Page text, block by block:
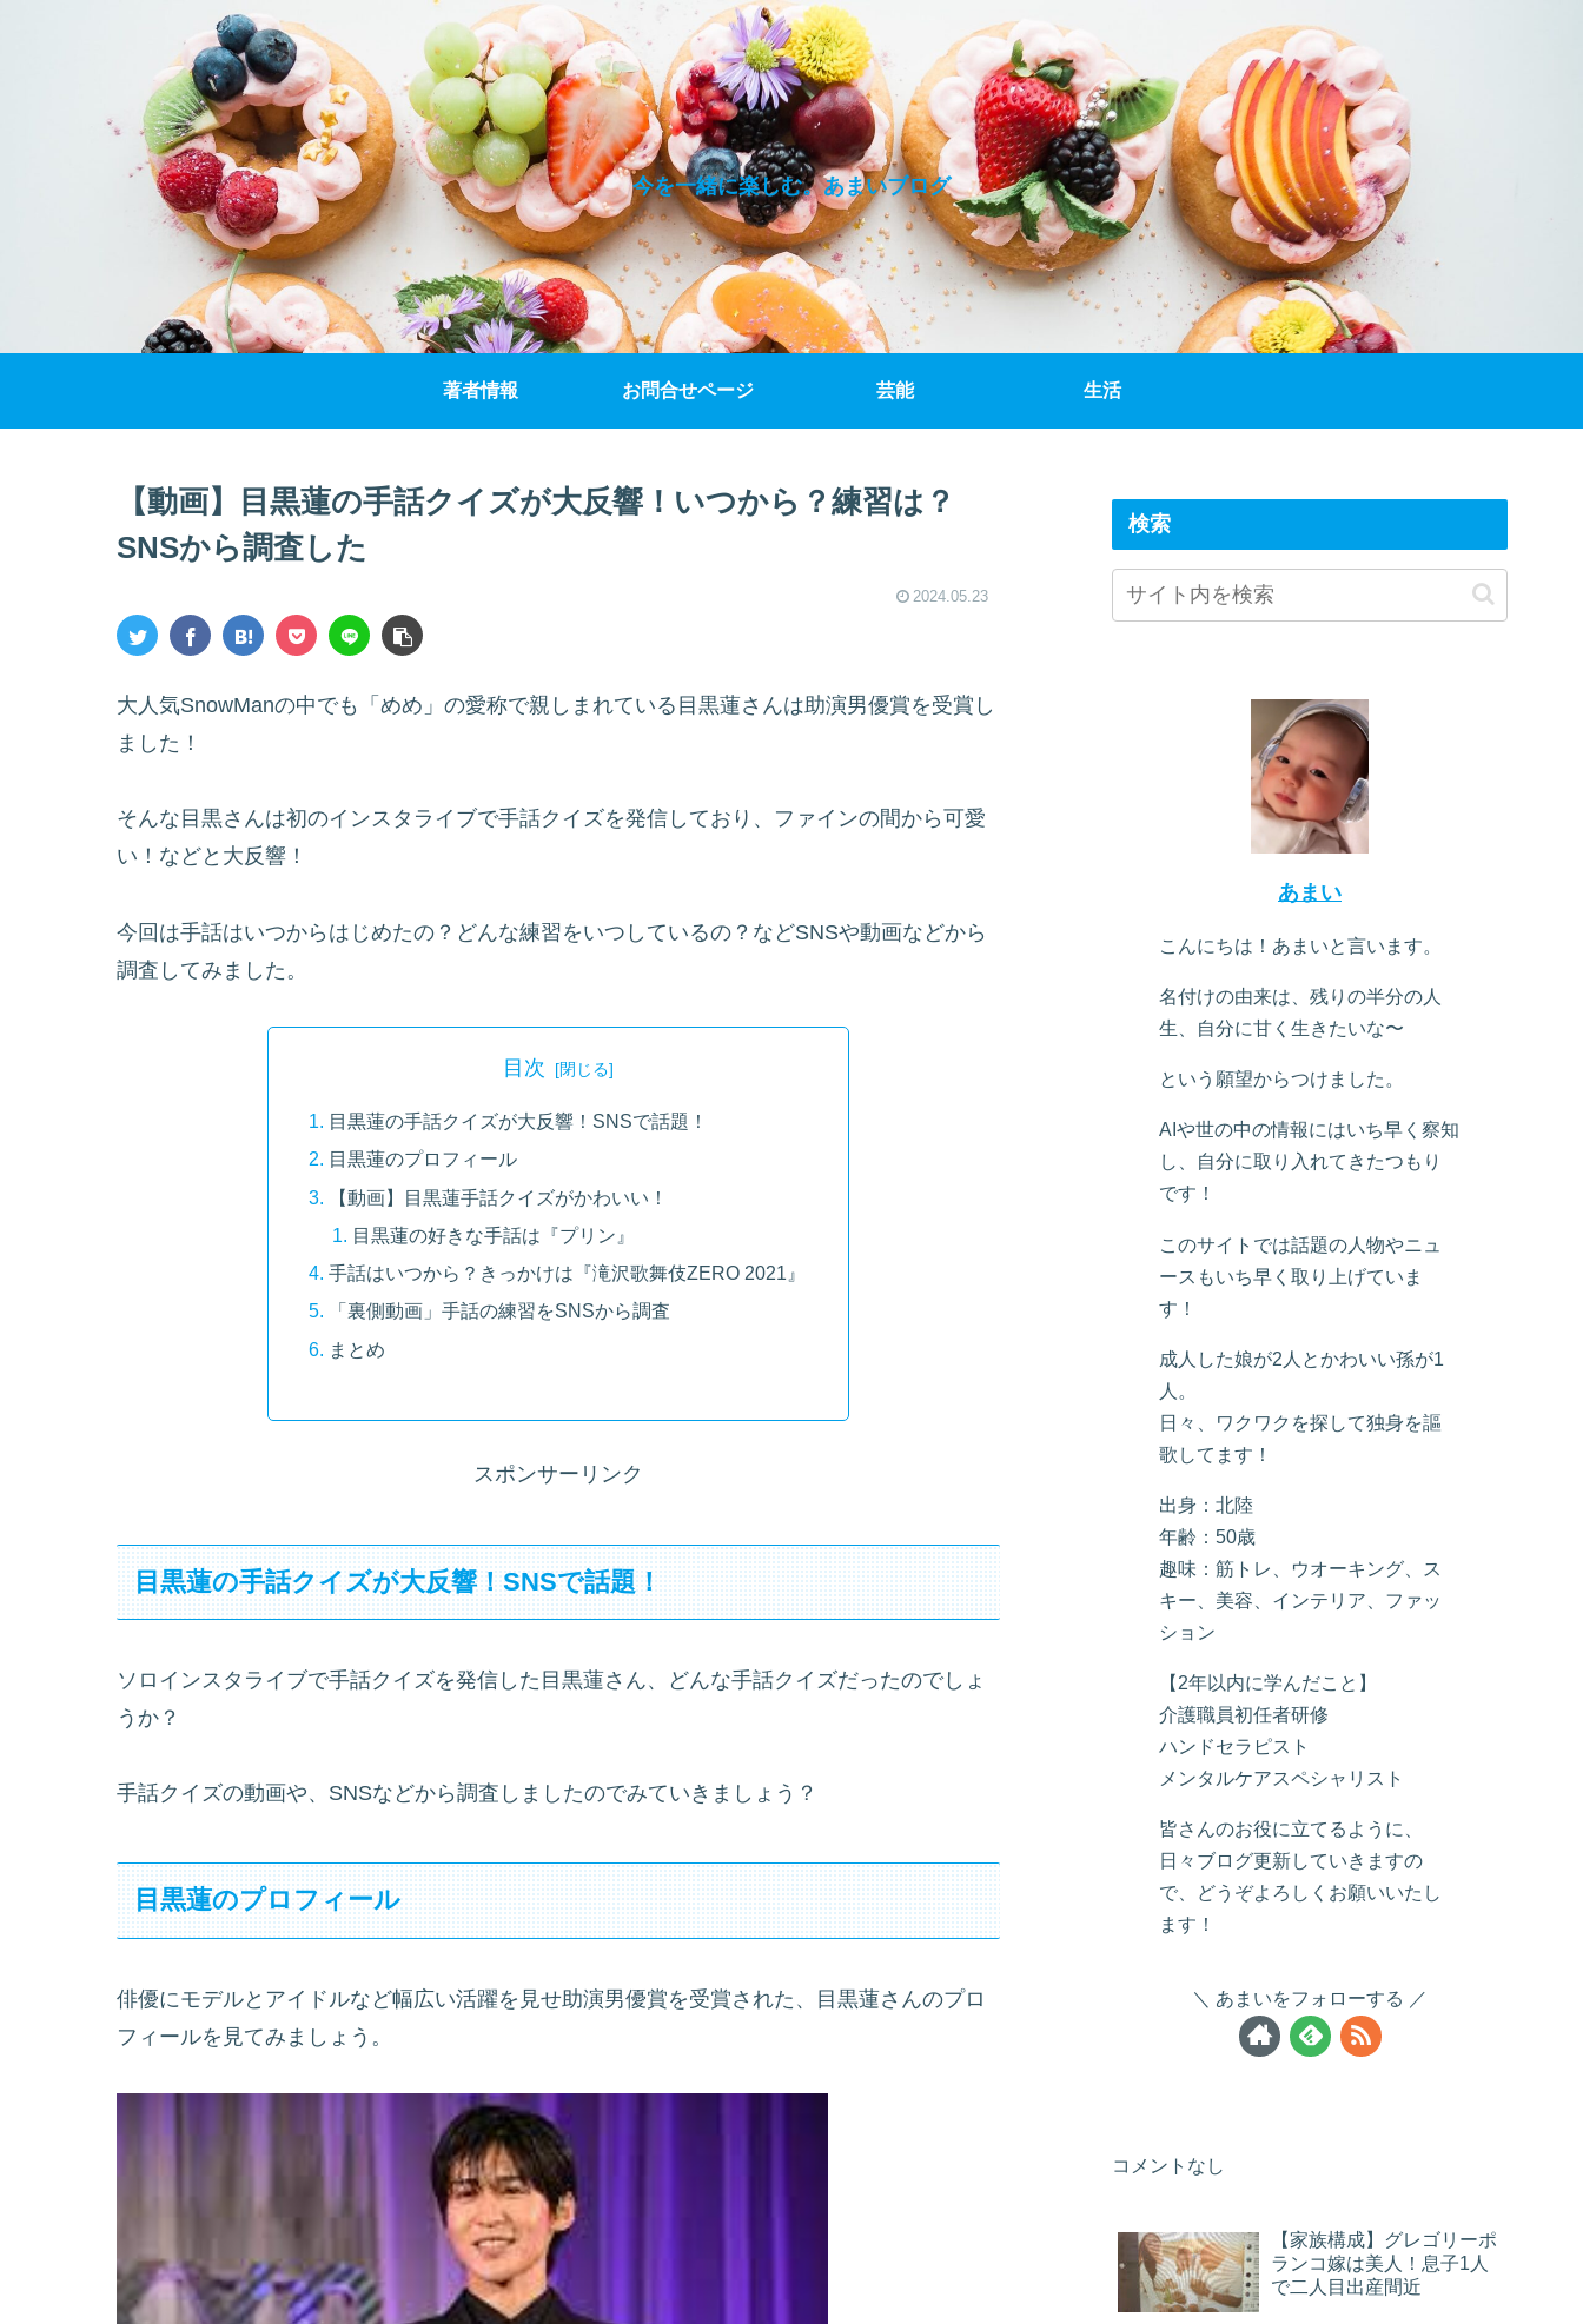
今を一緒に楽しむ。あまいブログ
著者情報 お問合せページ 芸能 生活
【動画】目黒蓮の手話クイズが大反響！いつから？練習は？
SNSから調査した
2024.05.23
大人気SnowManの中でも「めめ」の愛称で親しまれている目黒蓮さんは助演男優賞を受賞し
ました！
そんな目黒さんは初のインスタライブで手話クイズを発信しており、ファインの間から可愛
い！などと大反響！
今回は手話はいつからはじめたの？どんな練習をいつしているの？などSNSや動画などから
調査してみました。
目次
目黒蓮の手話クイズが大反響！SNSで話題！
目黒蓮のプロフィール
【動画】目黒蓮手話クイズがかわいい！
目黒蓮の好きな手話は『プリン』
手話はいつから？きっかけは『滝沢歌舞伎ZERO 2021』
「裏側動画」手話の練習をSNSから調査
まとめ
スポンサーリンク
目黒蓮の手話クイズが大反響！SNSで話題！
ソロインスタライブで手話クイズを発信した目黒蓮さん、どんな手話クイズだったのでしょ
うか？
手話クイズの動画や、SNSなどから調査しましたのでみていきましょう？
目黒蓮のプロフィール
俳優にモデルとアイドルなど幅広い活躍を見せ助演男優賞を受賞された、目黒蓮さんのプロ
フィールを見てみましょう。
検索
あまい
こんにちは！あまいと言います。
名付けの由来は、残りの半分の人
生、自分に甘く生きたいな〜
という願望からつけました。
AIや世の中の情報にはいち早く察知
し、自分に取り入れてきたつもり
です！
このサイトでは話題の人物やニュ
ースもいち早く取り上げていま
す！
成人した娘が2人とかわいい孫が1
人。
日々、ワクワクを探して独身を謳
歌してます！
出身：北陸
年齢：50歳
趣味：筋トレ、ウオーキング、ス
キー、美容、インテリア、ファッ
ション
【2年以内に学んだこと】
介護職員初任者研修
ハンドセラピスト
メンタルケアスペシャリスト
皆さんのお役に立てるように、
日々ブログ更新していきますの
で、どうぞよろしくお願いいたし
ます！
あまいをフォローする
コメントなし
【家族構成】グレゴリーポ
ランコ嫁は美人！息子1人
で二人目出産間近